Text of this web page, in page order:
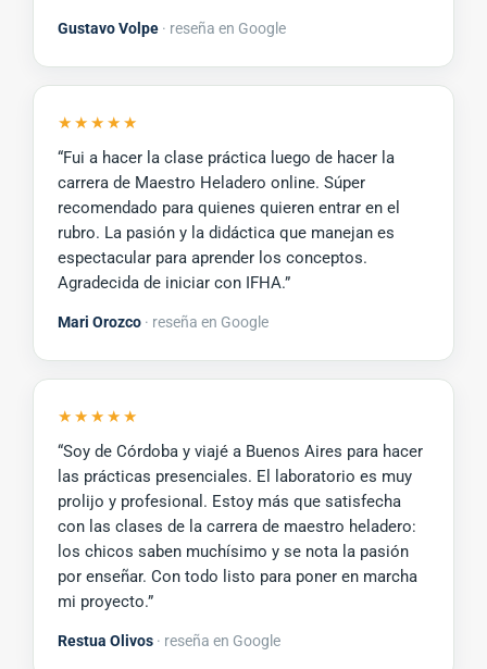
Gustavo Volpe · reseña en Google
★★★★★
“Fui a hacer la clase práctica luego de hacer la
carrera de Maestro Heladero online. Súper
recomendado para quienes quieren entrar en el
rubro. La pasión y la didáctica que manejan es
espectacular para aprender los conceptos.
Agradecida de iniciar con IFHA.”
Mari Orozco · reseña en Google
★★★★★
“Soy de Córdoba y viajé a Buenos Aires para hacer
las prácticas presenciales. El laboratorio es muy
prolijo y profesional. Estoy más que satisfecha
con las clases de la carrera de maestro heladero:
los chicos saben muchísimo y se nota la pasión
por enseñar. Con todo listo para poner en marcha
mi proyecto.”
Restua Olivos · reseña en Google